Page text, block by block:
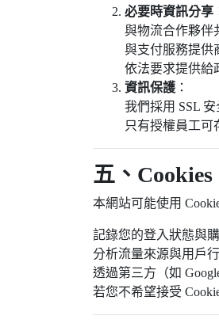
必要時資訊分享
與物流合作夥伴
與支付服務提供
依法要求提供給
資訊保護 ：
我們採用 SSL
只有授權員工可
五、
本網站可能使用
記錄您的登入狀態與
分析流量來源與用戶
透過第三方（如
若您不希望接受